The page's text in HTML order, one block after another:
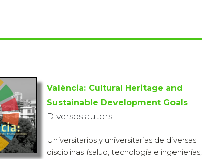
València: Cultural Heritage and
Sustainable Development Goals
Diversos autors
Universitarios y universitarias de diversas
disciplinas (salud, tecnología e ingenierías,